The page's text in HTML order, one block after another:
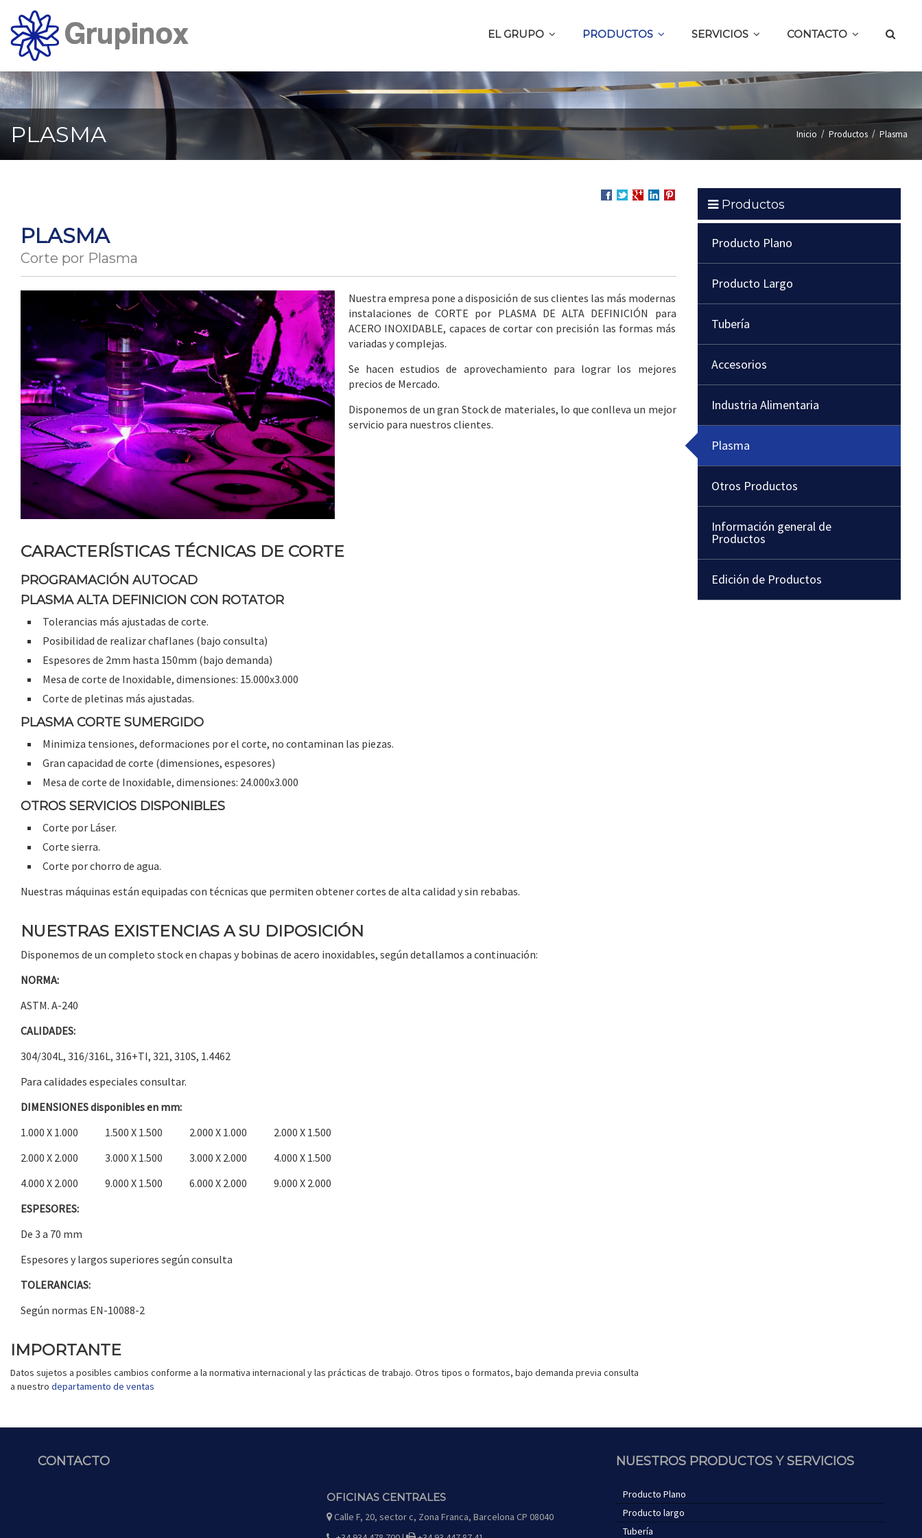
contenido
principal
la
página
EL GRUPO PRODUCTOS SERVICIOS CONTACTO
PLASMA Inicio / Productos / Plasma
PLASMA
Corte por Plasma
Nuestra empresa pone a disposición de sus clientes las más modernas
instalaciones de CORTE por PLASMA DE ALTA DEFINICIÓN para
ACERO INOXIDABLE, capaces de cortar con precisión las formas más
variadas y complejas.
Se hacen estudios de aprovechamiento para lograr los mejores
precios de Mercado.
Disponemos de un gran Stock de materiales, lo que conlleva un mejor
servicio para nuestros clientes.
CARACTERÍSTICAS TÉCNICAS DE CORTE
PROGRAMACIÓN AUTOCAD
PLASMA ALTA DEFINICION CON ROTATOR
Tolerancias más ajustadas de corte.
Posibilidad de realizar chaflanes (bajo consulta)
Espesores de 2mm hasta 150mm (bajo demanda)
Mesa de corte de Inoxidable, dimensiones: 15.000x3.000
Corte de pletinas más ajustadas.
PLASMA CORTE SUMERGIDO
Minimiza tensiones, deformaciones por el corte, no contaminan las piezas.
Gran capacidad de corte (dimensiones, espesores)
Mesa de corte de Inoxidable, dimensiones: 24.000x3.000
OTROS SERVICIOS DISPONIBLES
Corte por Láser.
Corte sierra.
Corte por chorro de agua.
Nuestras máquinas están equipadas con técnicas que permiten obtener cortes de alta calidad y sin rebabas.
NUESTRAS EXISTENCIAS A SU DIPOSICIÓN
Disponemos de un completo stock en chapas y bobinas de acero inoxidables, según detallamos a continuación:
NORMA:
ASTM. A-240
CALIDADES:
304/304L, 316/316L, 316+TI, 321, 310S, 1.4462
Para calidades especiales consultar.
DIMENSIONES disponibles en mm:
1.000 X 1.000 1.500 X 1.500 2.000 X 1.000 2.000 X 1.500
2.000 X 2.000 3.000 X 1.500 3.000 X 2.000 4.000 X 1.500
4.000 X 2.000 9.000 X 1.500 6.000 X 2.000 9.000 X 2.000
ESPESORES:
De 3 a 70 mm
Espesores y largos superiores según consulta
TOLERANCIAS:
Según normas EN-10088-2
IMPORTANTE
Datos sujetos a posibles cambios conforme a la normativa internacional y las prácticas de trabajo. Otros tipos o formatos, bajo demanda previa consulta
a nuestro departamento de ventas
Productos
Producto Plano
Producto Largo
Tubería
Accesorios
Industria Alimentaria
Plasma
Otros Productos
Información general de
Productos
Edición de Productos
CONTACTO
OFICINAS CENTRALES
icono
mapa
Calle F, 20, sector c, Zona Franca, Barcelona CP 08040
NUESTROS PRODUCTOS Y SERVICIOS
Producto Plano
Producto largo
Tubería